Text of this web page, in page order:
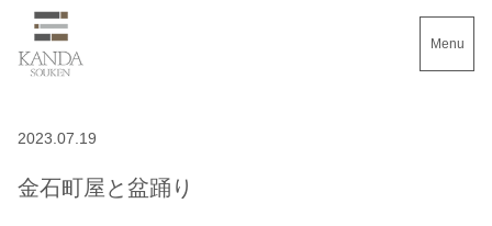
Menu
2023.07.19
金石町屋と盆踊り